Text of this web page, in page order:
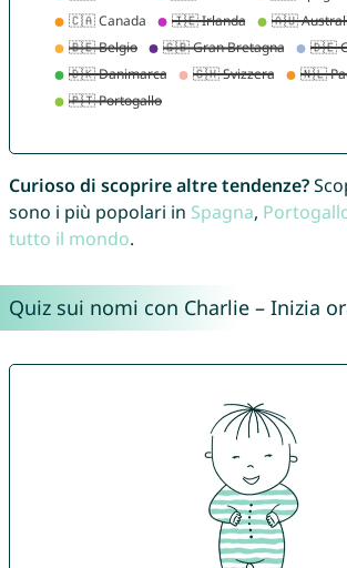
Curioso di scoprire altre tendenze?
sono i più popolari in Spagna,
tutto il mondo.
Quiz sui nomi con Charlie – Inizia